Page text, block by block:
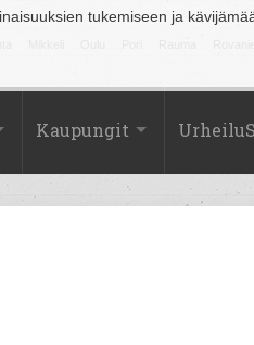
tukemiseen ja
Kaupungit